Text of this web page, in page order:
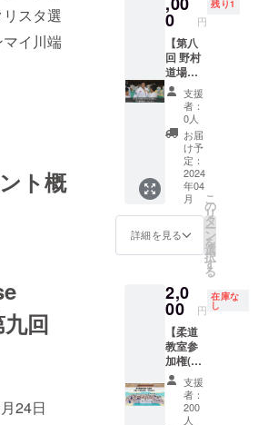
スタ選
イ川端
ト概
回
24日
体の特
別なテ
ディベ
アとな
りま
す！ 写
真1枚目
はイ
メージ
画像と
なりま
す。写
真2枚目
の野村
道場
ワッペ
作いた
しま
す。 全
長：
26cm（
座った
状態：
19.5cm
道場イ
ベント
内で着
用して
いた柔
道衣で
制作し
たディ
ベアに
本人の
直筆サ
インを
入れた
ものに
なりま
す。ハ
ンドメ
イドで
たった1
体の特
別なテ
ディベ
アとな
りま
す！ 写
真1枚目
はイ
メージ
0 円
残り1
【第八
回 野村
道場で
野村忠
宏が着
用した
野村道
場柔道
衣（サ
イン入
り）】
第八回
野村道
場にて
野村忠
宏が着
オリジ
ナル柔
道衣に
直筆サ
インを
入れて
お届け
致しま
す。 世
界で1着
支援
者：
0人
お届
け予
定：
2024
年04
月
詳細を見る
こ
の
リ
タ
ー
ン
を
選
択
す
る
2,0
00 円
在庫な
し
【柔道
教室参
加権(経
験者)】
対象：
小学校3
年生～
支援
者：
200
人